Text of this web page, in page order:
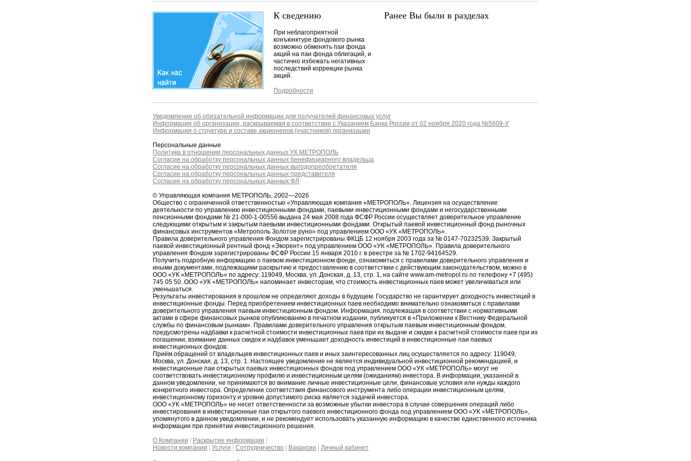
К сведению
При неблагоприятной
конъюнктуре фондового рынка
возможно обменять паи фонда
акций на паи фонда облигаций, и
частично избежать негативных
последствий коррекции рынка
акций.
Подробности
Ранее Вы были в разделах
Уведомление об обязательной информации для получателей финансовых услуг
Информация об организации, раскрываемая в соответствии с Указанием Банка России от 02 ноября 2020 года №5609-У
Информация о структуре и составе акционеров (участников) организации
Персональные данные
Политика в отношении персональных данных УК МЕТРОПОЛЬ
Согласие на обработку персональных данных бенефициарного владельца
Согласие на обработку персональных данных выгодопреобретателя
Согласие на обработку персональных данных представителя
Согласие на обработку персональных данных ФЛ
© Управляющая компания МЕТРОПОЛЬ, 2002—2026
Общество с ограниченной ответственностью «Управляющая компания «МЕТРОПОЛЬ». Лицензия на осуществление
деятельности по управлению инвестиционными фондами, паевыми инвестиционными фондами и негосударственными
пенсионными фондами № 21-000-1-00556 выдана 24 мая 2008 года ФСФР России осуществляет доверительное управление
следующими открытым и закрытым паевыми инвестиционными фондами: Открытый паевой инвестиционный фонд рыночных
финансовых инструментов «Метрополь Золотое руно» под управлением ООО «УК «МЕТРОПОЛЬ».
Правила доверительного управления Фондом зарегистрированы ФКЦБ 12 ноября 2003 года за № 0147-70232539. Закрытый
паевой инвестиционный рентный фонд «Экорент» под управлением ООО «УК «МЕТРОПОЛЬ». Правила доверительного
управления Фондом зарегистрированы ФСФР России 15 января 2010 г. в реестре за № 1702-94164529.
Получить подробную информацию о паевом инвестиционном фонде, ознакомиться с правилами доверительного управления и
иными документами, подлежащими раскрытию и предоставлению в соответствии с действующим законодательством, можно в
ООО «УК «МЕТРОПОЛЬ» по адресу: 119049, Москва, ул. Донская, д. 13, стр. 1, на сайте www.am-metropol.ru по телефону +7 (495)
745 05 50. ООО «УК «МЕТРОПОЛЬ» напоминает инвесторам, что стоимость инвестиционных паев может увеличиваться или
уменьшаться.
Результаты инвестирования в прошлом не определяют доходы в будущем. Государство не гарантирует доходность инвестиций в
инвестиционные фонды. Перед приобретением инвестиционных паев необходимо внимательно ознакомиться с правилами
доверительного управления паевым инвестиционным фондом. Информация, подлежащая в соответствии с нормативными
актами в сфере финансовых рынков опубликованию в печатном издании, публикуется в «Приложении к Вестнику Федеральной
службы по финансовым рынкам». Правилами доверительного управления открытым паевым инвестиционным фондом,
предусмотрены надбавки к расчетной стоимости инвестиционных паев при их выдаче и скидки к расчетной стоимости паев при их
погашении, взимание данных скидок и надбавок уменьшает доходность инвестиций в инвестиционные паи паевых
инвестиционных фондов.
Приём обращений от владельцев инвестиционных паев и иных заинтересованных лиц осуществляется по адресу: 119049,
Москва, ул. Донская, д. 13, стр. 1. Настоящее уведомление не является индивидуальной инвестиционной рекомендацией, и
инвестиционные паи открытых паевых инвестиционных фондов под управлением ООО «УК «МЕТРОПОЛЬ» могут не
соответствовать инвестиционному профилю и инвестиционным целям (ожиданиям) инвестора. В информации, указанной в
данном уведомлении, не принимаются во внимание личные инвестиционные цели, финансовые условия или нужды каждого
конкретного инвестора. Определение соответствия финансового инструмента либо операции инвестиционным целям,
инвестиционному горизонту и уровню допустимого риска является задачей инвестора.
ООО «УК «МЕТРОПОЛЬ» не несет ответственности за возможные убытки инвестора в случае совершения операций либо
инвестирования в инвестиционные паи открытого паевого инвестиционного фонда под управлением ООО «УК «МЕТРОПОЛЬ»,
упомянутого в данном уведомлении, и не рекомендует использовать указанную информацию в качестве единственного источника
информации при принятии инвестиционного решения.
О Компании
Раскрытие информации
Новости компании
Услуги Сотрудничество Вакансии Личный кабинет